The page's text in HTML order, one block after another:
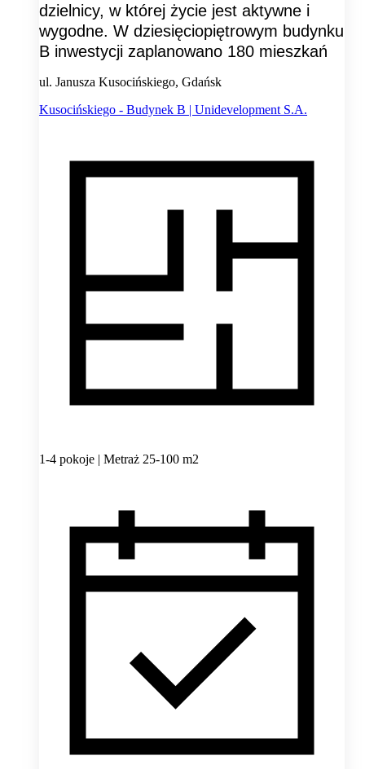
dzielnicy, w której życie jest aktywne i
wygodne. W dziesięciopiętrowym budynku
B inwestycji zaplanowano 180 mieszkań
ul. Janusza Kusocińskiego, Gdańsk
Kusocińskiego - Budynek B | Unidevelopment S.A.
1-4 pokoje | Metraż 25-100 m2